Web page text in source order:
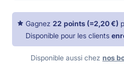
Gagnez 22 points (=2,20 €)
Disponible pour les clients
Disponible aussi chez nos